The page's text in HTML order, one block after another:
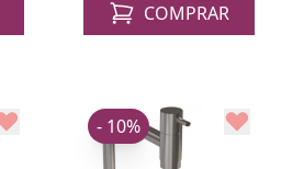
COMPRAR
- 10%